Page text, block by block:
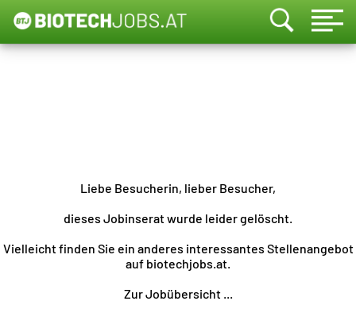
Liebe Besucherin, lieber Besucher,
dieses Jobinserat wurde leider gelöscht.
Vielleicht finden Sie ein anderes interessantes Stellenangebot
auf biotechjobs.at.
Zur Jobübersicht ...